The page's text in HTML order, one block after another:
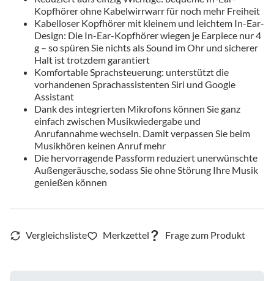
Kopfhörer ohne Kabelwirrwarr für noch mehr Freiheit
Kabelloser Kopfhörer mit kleinem und leichtem In-Ear-
Design: Die In-Ear-Kopfhörer wiegen je Earpiece nur 4
g – so spüren Sie nichts als Sound im Ohr und sicherer
Halt ist trotzdem garantiert
Komfortable Sprachsteuerung: unterstützt die
vorhandenen Sprachassistenten Siri und Google
Assistant
Dank des integrierten Mikrofons können Sie ganz
einfach zwischen Musikwiedergabe und
Anrufannahme wechseln. Damit verpassen Sie beim
Musikhören keinen Anruf mehr
Die hervorragende Passform reduziert unerwünschte
Außengeräusche, sodass Sie ohne Störung Ihre Musik
genießen können